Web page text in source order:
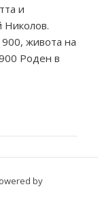
и
Николов.
живота на
Роден в
by